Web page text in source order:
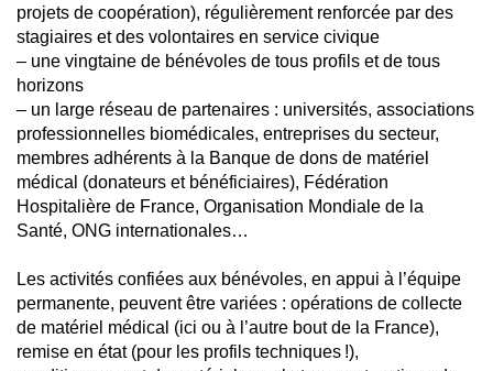
projets de coopération), régulièrement renforcée par des
stagiaires et des volontaires en service civique
– une vingtaine de bénévoles de tous profils et de tous
horizons
– un large réseau de partenaires : universités, associations
professionnelles biomédicales, entreprises du secteur,
membres adhérents à la Banque de dons de matériel
médical (donateurs et bénéficiaires), Fédération
Hospitalière de France, Organisation Mondiale de la
Santé, ONG internationales…
Les activités confiées aux bénévoles, en appui à l’équipe
permanente, peuvent être variées : opérations de collecte
de matériel médical (ici ou à l’autre bout de la France),
remise en état (pour les profils techniques !),